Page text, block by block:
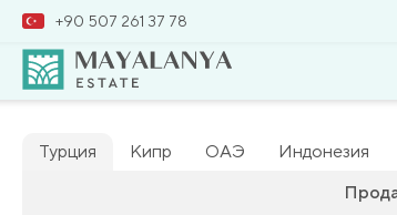
+90 507 261 37 78
Турция Кипр ОАЭ Индонезия